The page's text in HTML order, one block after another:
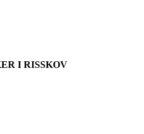
I RISSKOV